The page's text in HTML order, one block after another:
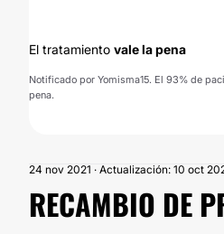
El tratamiento vale la pena
Notificado por Yomisma15. El 93% de
pena.
24 nov 2021 · Actualización: 10 oct
RECAMBIO DE